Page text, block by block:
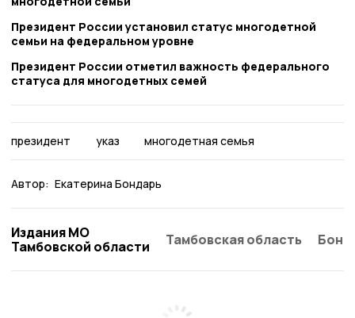
Президент России установил статус многодетной
семьи на федеральном уровне
Президент России отметил важность федерального
статуса для многодетных семей
президент указ многодетная семья
Автор: Екатерина Бондарь
Издания МО
Тамбовской области
Тамбовская область